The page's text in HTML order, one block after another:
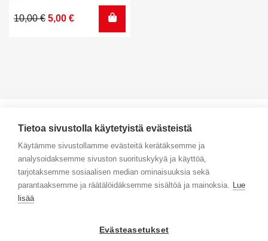
10,00€
Alkuperäinen
5,00 €
Nykyinen
Yhteystiedot
Selaa tuotteita
Tietoa sivustolla käytetyistä evästeistä
Käytämme sivustollamme evästeitä kerätäksemme ja
analysoidaksemme sivuston suorituskykyä ja käyttöä,
tarjotaksemme sosiaalisen median ominaisuuksia sekä
parantaaksemme ja räätälöidäksemme sisältöä ja mainoksia. Lue
lisää
Evästeasetukset